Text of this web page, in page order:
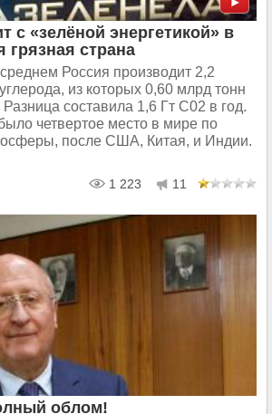
с «зелёной энергетикой» в
грязная страна
Россия производит 2,2
из которых 0,60 млрд тонн
составила 1,6 Гт С02 в год.
четвертое место в мире по
после США, Китая, и Индии.
1 223 11
облом!